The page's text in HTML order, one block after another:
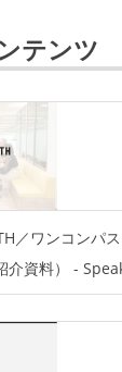
aws
使われてい
テンツ
／ワンコンパ
介資料） -